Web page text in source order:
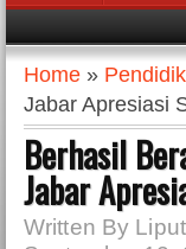
Headlines News :
Home »
Jabar Apresiasi
Berhasil
Jabar
Written By